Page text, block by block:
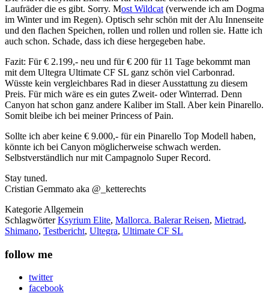
Laufräder die es gibt. Sorry. Most Wildcat (verwende ich am Dogma
im Winter und im Regen). Optisch sehr schön mit der Alu Innenseite
und den flachen Speichen, rollen und rollen und rollen sie. Hatte ich
auch schon. Schade, dass ich diese hergegeben habe.
Fazit: Für € 2.199,- neu und für € 200 für 11 Tage bekommt man
mit dem Ultegra Ultimate CF SL ganz schön viel Carbonrad.
Wüsste kein vergleichbares Rad in dieser Ausstattung zu diesem
Preis. Für mich wäre es ein gutes Zweit- oder Winterrad. Denn
Canyon hat schon ganz andere Kaliber im Stall. Aber kein Pinarello.
Somit bleibe ich bei meiner Princess of Pain.
Sollte ich aber keine € 9.000,- für ein Pinarello Top Modell haben,
könnte ich bei Canyon möglicherweise schwach werden.
Selbstverständlich nur mit Campagnolo Super Record.
Stay tuned.
Cristian Gemmato aka @_ketterechts
Kategorie Allgemein
SchlagwörterKsyrium Elite, Mallorca. Balerar Reisen, Mietrad,
Shimano, Testbericht, Ultegra, Ultimate CF SL
follow me
twitter
facebook